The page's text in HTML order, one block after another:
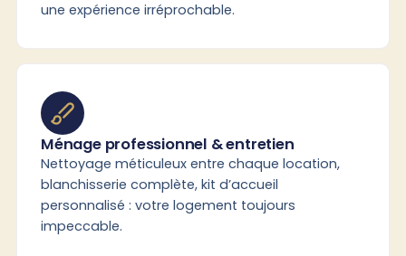
une expérience irréprochable.
Ménage professionnel & entretien
Nettoyage méticuleux entre chaque location,
blanchisserie complète, kit d’accueil
personnalisé : votre logement toujours
impeccable.